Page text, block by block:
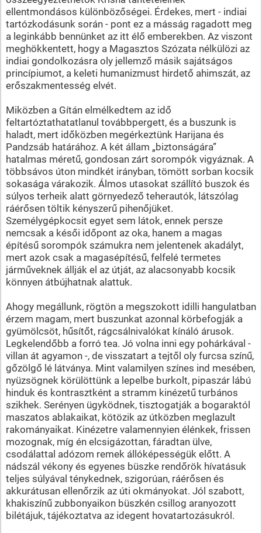
ellentmondásos különbözőségei. Érdekes, mert - indiai
tartózkodásunk során - pont ez a másság ragadott meg
a leginkább bennünket az itt élő emberekben. Az viszont
meghökkentett, hogy a Magasztos Szózata nélkülözi az
indiai gondolkozásra oly jellemző másik sajátságos
princípiumot, a keleti humanizmust hirdető ahimszát, az
erőszakmentesség elvét.
Miközben a Gítán elmélkedtem az idő
feltartóztathatatlanul továbbpergett, és a buszunk is
haladt, mert időközben megérkeztünk Harijana és
Pandzsáb határához. A két állam „biztonságára”
hatalmas méretű, gondosan zárt sorompók vigyáznak. A
többsávos úton mindkét irányban, tömött sorban kocsik
sokasága várakozik. Álmos utasokat szállító buszok és
súlyos terheik alatt görnyedező teherautók, látszólag
ráérősen töltik kényszerű pihenőjüket.
Személygépkocsit egyet sem látok, ennek persze
nemcsak a késői időpont az oka, hanem a magas
építésű sorompók számukra nem jelentenek akadályt,
mert azok csak a magasépítésű, felfelé termetes
járműveknek állják el az útját, az alacsonyabb kocsik
könnyen átbújhatnak alattuk.
Ahogy megállunk, rögtön a megszokott idilli hangulatban
érzem magam, mert buszunkat azonnal körbefogják a
gyümölcsöt, hűsítőt, rágcsálnivalókat kínáló árusok.
Legkelendőbb a forró tea. Jó volna inni egy pohárkával -
villan át agyamon -, de visszatart a tejtől oly furcsa színű,
gőzölgő lé látványa. Mint valamilyen színes ind mesében,
nyüzsögnek körülöttünk a lepelbe burkolt, pipaszár lábú
hinduk és kontrasztként a stramm kinézetű turbános
szikhek. Serényen ügyködnek, tisztogatják a bogaraktól
maszatos ablakaikat, kötözik az útközben meglazult
rakományaikat. Kinézetre valamennyien élénkek, frissen
mozognak, míg én elcsigázottan, fáradtan ülve,
csodálattal adózom remek állóképességük előtt. A
nádszál vékony és egyenes büszke rendőrök hívatásuk
teljes súlyával ténykednek, szigorúan, ráérősen és
akkurátusan ellenőrzik az úti okmányokat. Jól szabott,
khakiszínű zubbonyaikon büszkén csillog aranyozott
bilétájuk, tájékoztatva az idegent hovatartozásukról.